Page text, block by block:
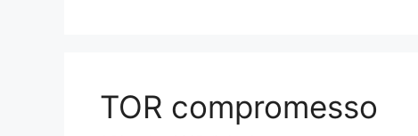
TOR compromesso